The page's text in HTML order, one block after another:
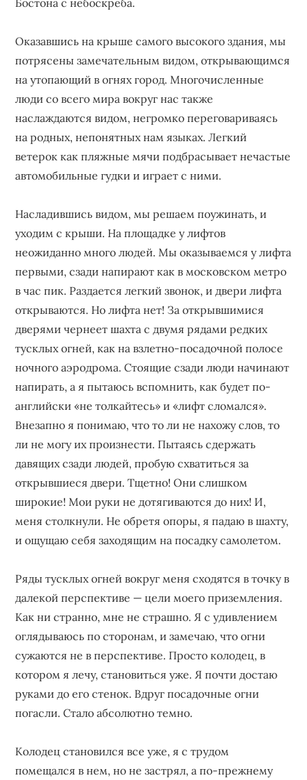
Бостона с небоскреба.
Оказавшись на крыше самого высокого здания, мы
потрясены замечательным видом, открывающимся
на утопающий в огнях город. Многочисленные
люди со всего мира вокруг нас также
наслаждаются видом, негромко переговариваясь
на родных, непонятных нам языках. Легкий
ветерок как пляжные мячи подбрасывает нечастые
автомобильные гудки и играет с ними.
Насладившись видом, мы решаем поужинать, и
уходим с крыши. На площадке у лифтов
неожиданно много людей. Мы оказываемся у лифта
первыми, сзади напирают как в московском метро
в час пик. Раздается легкий звонок, и двери лифта
открываются. Но лифта нет! За открывшимися
дверями чернеет шахта с двумя рядами редких
тусклых огней, как на взлетно-посадочной полосе
ночного аэродрома. Стоящие сзади люди начинают
напирать, а я пытаюсь вспомнить, как будет по-
английски «не толкайтесь» и «лифт сломался».
Внезапно я понимаю, что то ли не нахожу слов, то
ли не могу их произнести. Пытаясь сдержать
давящих сзади людей, пробую схватиться за
открывшиеся двери. Тщетно! Они слишком
широкие! Мои руки не дотягиваются до них! И,
меня столкнули. Не обретя опоры, я падаю в шахту,
и ощущаю себя заходящим на посадку самолетом.
Ряды тусклых огней вокруг меня сходятся в точку в
далекой перспективе — цели моего приземления.
Как ни странно, мне не страшно. Я с удивлением
оглядываюсь по сторонам, и замечаю, что огни
сужаются не в перспективе. Просто колодец, в
котором я лечу, становиться уже. Я почти достаю
руками до его стенок. Вдруг посадочные огни
погасли. Стало абсолютно темно.
Колодец становился все уже, я с трудом
помещался в нем, но не застрял, а по-прежнему